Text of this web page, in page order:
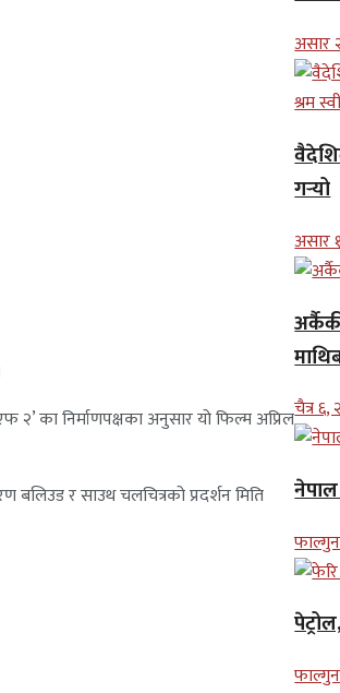
का निर्माणपक्षका अनुसार यो फिल्म अप्रिल
र साउथ चलचित्रको प्रदर्शन मिति
असार
गर्‍यो
असार
चैत्र